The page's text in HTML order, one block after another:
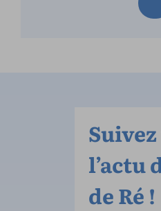
l’actu
de Ré !